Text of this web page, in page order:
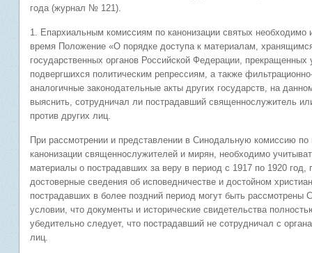
года (журнал № 121).
1. Епархиальным комиссиям по канонизации святых
время Положение «О порядке доступа к материалам,
государственных органов Российской Федерации,
подвергшихся политическим репрессиям, а также
аналогичные законодательные акты других государств, на
выяснить, сотрудничал ли пострадавший священнослужитель
против других лиц.
При рассмотрении и представлении в Синодальную комиссию
канонизации священнослужителей и мирян, необходимо
материалы о пострадавших за веру в период с 1917 по 1920
достоверные сведения об исповедничестве и достойном
пострадавших в более поздний период могут быть рассмотрены
условии, что документы и исторические свидетельства
убедительно следует, что пострадавший не сотрудничал с
лиц.